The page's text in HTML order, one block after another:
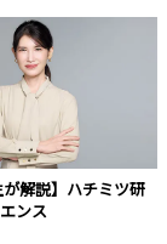
が解説】ハチミツ研
ンス